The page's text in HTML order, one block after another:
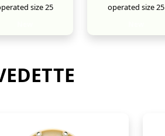
size 25
operated size 25